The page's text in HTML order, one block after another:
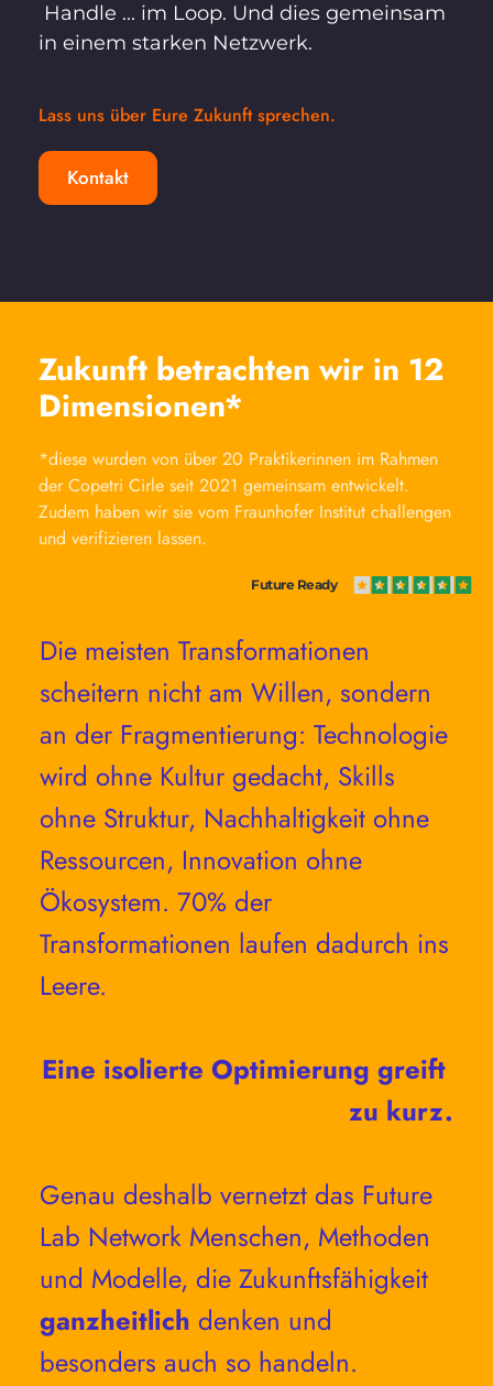
Handle ... im Loop. Und dies gemeinsam
in einem starken Netzwerk.
Lass uns über Eure Zukunft sprechen.
Kontakt
Zukunft betrachten wir in 12
Dimensionen*
*diese wurden von über 20 Praktikerinnen im Rahmen
der Copetri Cirle seit 2021 gemeinsam entwickelt.
Zudem haben wir sie vom Fraunhofer Institut challengen
und verifizieren lassen.
Future Ready
Die meisten Transformationen
scheitern nicht am Willen, sondern
an der Fragmentierung: Technologie
wird ohne Kultur gedacht, Skills
ohne Struktur, Nachhaltigkeit ohne
Ressourcen, Innovation ohne
Ökosystem. 70% der
Transformationen laufen dadurch ins
Leere.
Eine isolierte Optimierung greift
zu kurz.
Genau deshalb vernetzt das Future
Lab Network Menschen, Methoden
ganzheitlich denken und
besonders auch so handeln.